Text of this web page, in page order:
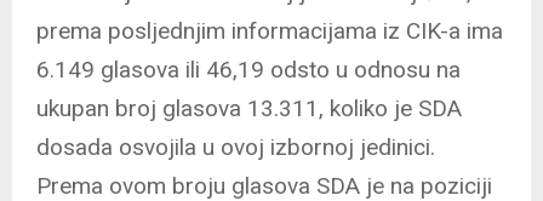
prema posljednjim informacijama iz CIK-a ima
6.149 glasova ili 46,19 odsto u odnosu na
ukupan broj glasova 13.311, koliko je SDA
dosada osvojila u ovoj izbornoj jedinici.
Prema ovom broju glasova SDA je na poziciji